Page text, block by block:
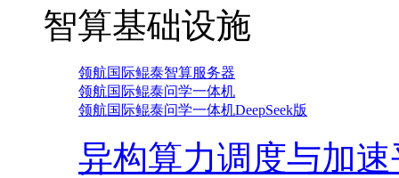
智算基础设施
领航国际鲲泰智算服务器
领航国际鲲泰问学一体机
领航国际鲲泰问学一体机DeepSeek版
异构算力调度与加